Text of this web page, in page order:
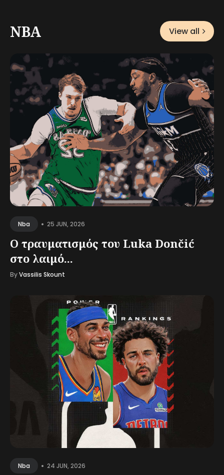
NBA View all
Nba • 25 JUN, 2026
Ο τραυματισμός του Luka Dončić
στο λαιμό...
ByVassilis Skount
Nba • 24 JUN, 2026